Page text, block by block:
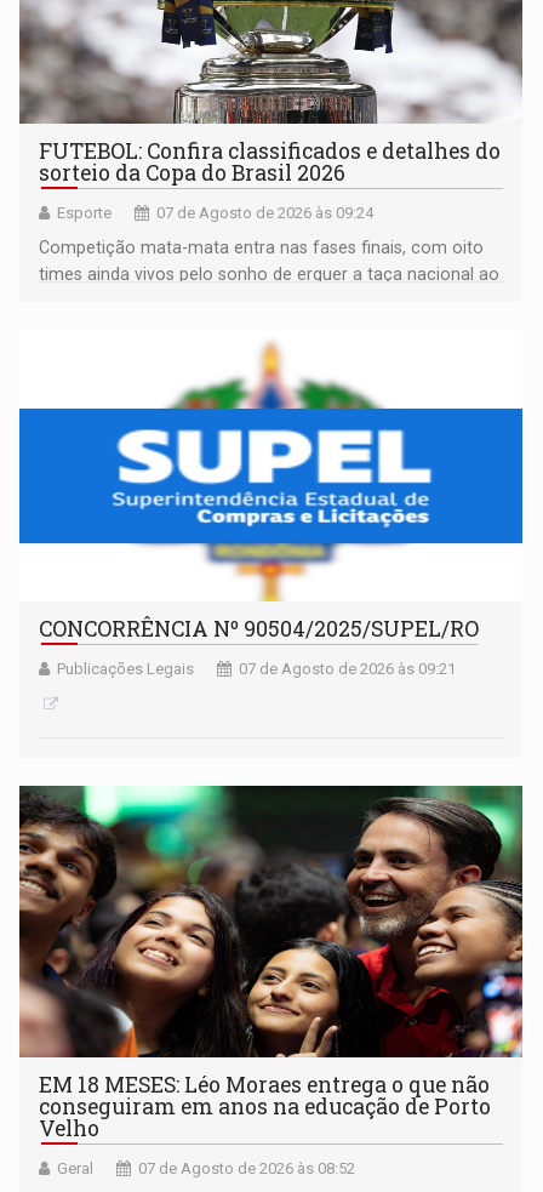
FUTEBOL: Confira classificados e detalhes do
sorteio da Copa do Brasil 2026
Esporte 07 de Agosto de 2026 às 09:24
Competição mata-mata entra nas fases finais, com oito
times ainda vivos pelo sonho de erguer a taça nacional ao
CONCORRÊNCIA Nº 90504/2025/SUPEL/RO
Publicações Legais 07 de Agosto de 2026 às 09:21
EM 18 MESES: Léo Moraes entrega o que não
conseguiram em anos na educação de Porto
Velho
Geral 07 de Agosto de 2026 às 08:52